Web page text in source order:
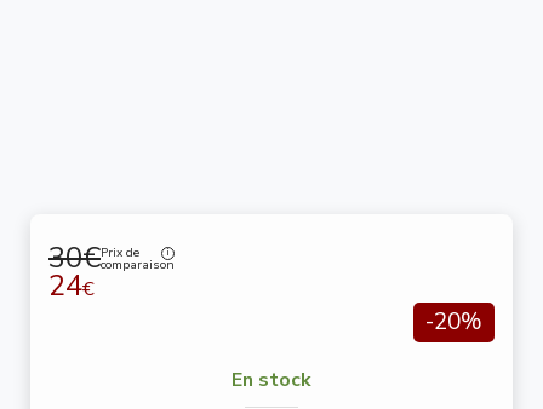
30€Prix de
comparaison
24€
-20%
En stock